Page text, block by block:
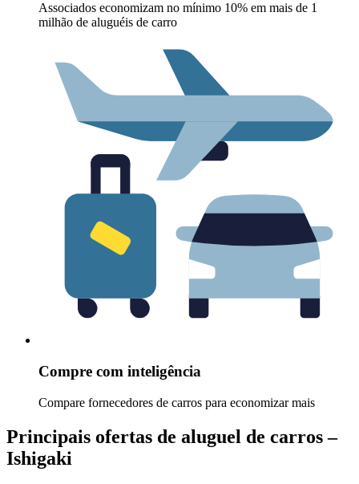
Associados economizam no mínimo 10% em mais de 1
milhão de aluguéis de carro
Compre com inteligência
Compare fornecedores de carros para economizar mais
Principais ofertas de aluguel de carros –
Ishigaki